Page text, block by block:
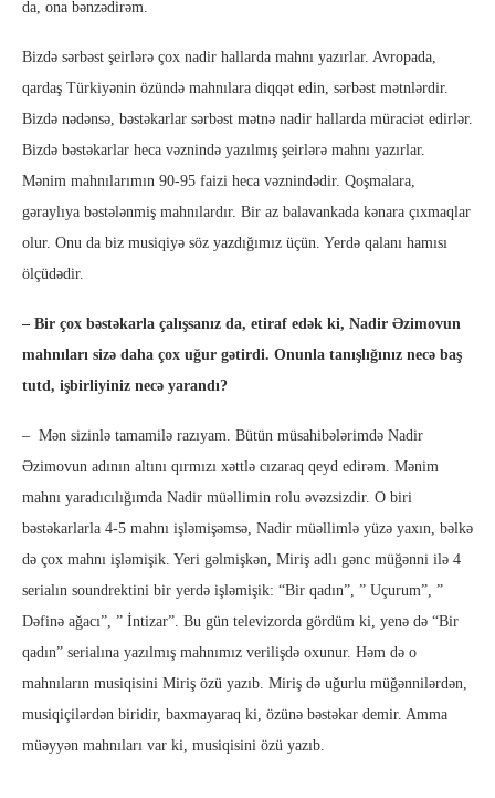
da, ona bənzədirəm.
Bizdə sərbəst şeirlərə çox nadir hallarda mahnı yazırlar. Avropada,
qardaş Türkiyənin özündə mahnılara diqqət edin, sərbəst mətnlərdir.
Bizdə nədənsə, bəstəkarlar sərbəst mətnə nadir hallarda müraciət edirlər.
Bizdə bəstəkarlar heca vəznində yazılmış şeirlərə mahnı yazırlar.
Mənim mahnılarımın 90-95 faizi heca vəznindədir. Qoşmalara,
gəraylıya bəstələnmiş mahnılardır. Bir az balavankada kənara çıxmaqlar
olur. Onu da biz musiqiyə söz yazdığımız üçün. Yerdə qalanı hamısı
ölçüdədir.
– Bir çox bəstəkarla çalışsanız da, etiraf edək ki, Nadir Əzimovun
mahnıları sizə daha çox uğur gətirdi. Onunla tanışlığınız necə baş
tutd, işbirliyiniz necə yarandı?
– Mən sizinlə tamamilə razıyam. Bütün müsahibələrimdə Nadir
Əzimovun adının altını qırmızı xəttlə cızaraq qeyd edirəm. Mənim
mahnı yaradıcılığımda Nadir müəllimin rolu əvəzsizdir. O biri
bəstəkarlarla 4-5 mahnı işləmişəmsə, Nadir müəllimlə yüzə yaxın, bəlkə
də çox mahnı işləmişik. Yeri gəlmişkən, Miriş adlı gənc müğənni ilə 4
serialın soundrektini bir yerdə işləmişik: “Bir qadın”, ” Uçurum”, ”
Dəfinə ağacı”, ” İntizar”. Bu gün televizorda gördüm ki, yenə də “Bir
qadın” serialına yazılmış mahnımız verilişdə oxunur. Həm də o
mahnıların musiqisini Miriş özü yazıb. Miriş də uğurlu müğənnilərdən,
musiqiçilərdən biridir, baxmayaraq ki, özünə bəstəkar demir. Amma
müəyyən mahnıları var ki, musiqisini özü yazıb.